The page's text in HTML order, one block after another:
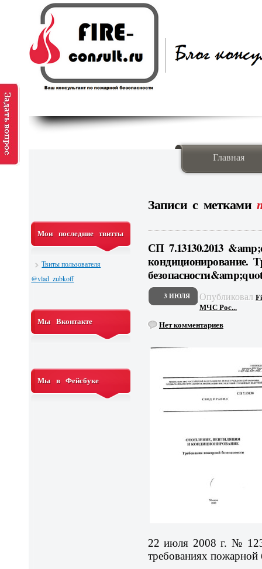
Главная
Записи с метками
СП 7.13130.2013
кондиционирование.
3 ИЮЛЯ Опубликовал
МЧС Рос...
Нет комментариев
22 июля 2008 г. №
требованиях пожарной
Мои последние твитты
Твиты пользователя
@vlad_zubkoff
Мы Вконтакте
Мы в Фейсбуке